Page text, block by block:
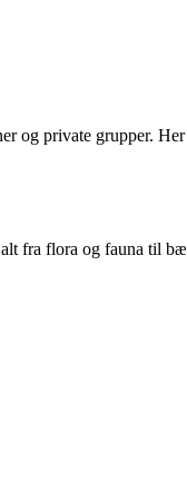
private grupper.
fra flora og fauna til